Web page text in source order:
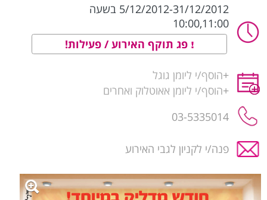
5/12/2012-31/12/2012 בשעה
10:00,11:00
פג תוקף האירוע / פעילות!
+הוסף/י ליומן גוגל
+הוסף/י ליומן אאוטלוק ואחרים
03-5335014
פנה/י לקניון לגבי האירוע